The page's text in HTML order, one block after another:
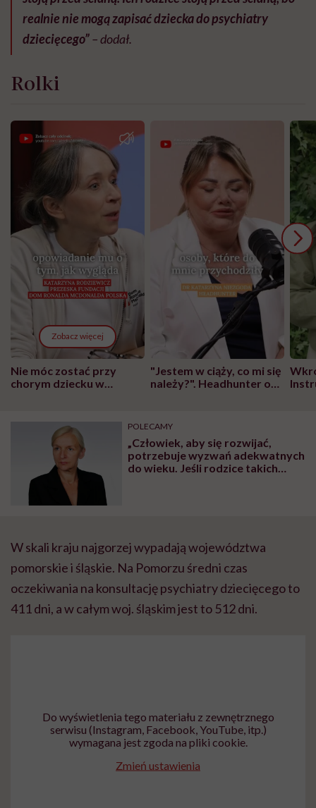
realnie nie mogą zapisać dziecka do psychiatry
dziecięcego”– dodał.
Rolki
Zobacz więcej
Nie móc zostać przy
chorym dziecku w
głupota i brak
wyobraźni"
"Jestem w ciąży, co mi się
należy?". Headhunter o
pracy
POLECAMY
„Człowiek, aby się rozwijać,
potrzebuje wyzwań adekwatnych
do wieku. Jeśli rodzice takich
W skali kraju najgorzej wypadają województwa
pomorskie i śląskie. Na Pomorzu średni czas
oczekiwania na konsultację psychiatry dziecięcego to
411 dni, a w całym woj. śląskim jest to 512 dni.
Do wyświetlenia tego materiału z zewnętrznego
serwisu (Instagram, Facebook, YouTube, itp.)
wymagana jest zgoda na pliki cookie.
Zmień ustawienia